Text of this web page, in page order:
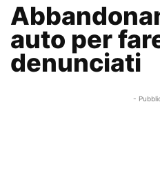
auto per
denunciati
-